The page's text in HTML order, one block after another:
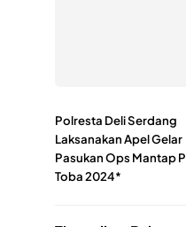
Polresta Deli Serdang
Laksanakan Apel Gelar
Pasukan Ops Mantap
Toba 2024*